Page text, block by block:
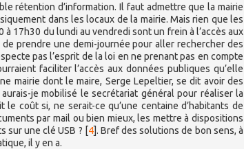
rétention d’information. Il faut admettre que la mairie
dans les locaux de la mairie. Mais rien que les
17h30 du lundi au vendredi sont un frein à l’accès aux
prendre une demi-journée pour aller rechercher des
pas l’esprit de la loi en ne prenant pas en compte
faciliter l’accès aux données publiques qu’elle
mairie dont le maire, Serge Lepeltier, se dit avoir des
je mobilisé le secrétariat général pour réaliser la
coût si, ne serait-ce qu’une centaine d’habitants de
par mail ou bien mieux, les mettre à dispositions
sur une clé USB ? [4]. Bref des solutions de bon sens, à
il y en a.